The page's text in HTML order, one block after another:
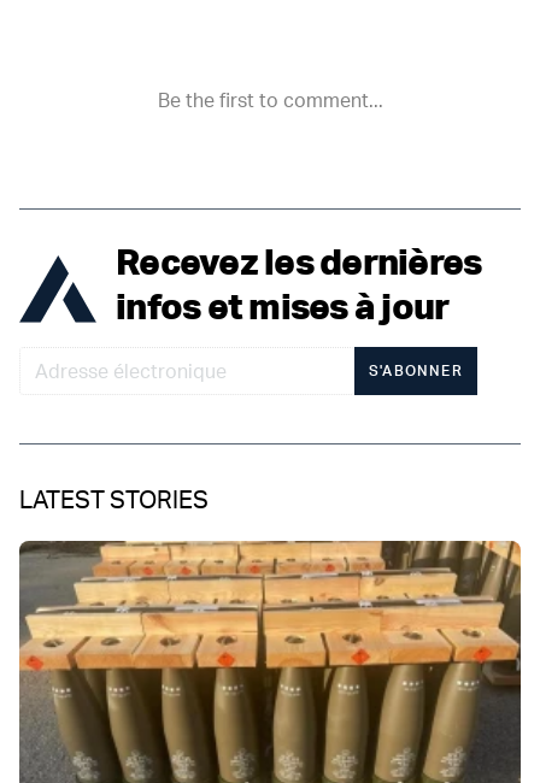
Recevez les dernières
infos et mises à jour
S'ABONNER
LATEST STORIES